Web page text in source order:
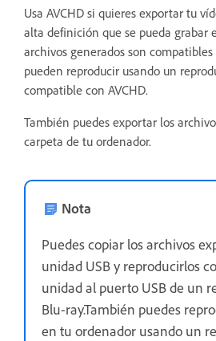
Usa AVCHD si quieres exportar tu
alta definición que se pueda grabar
archivos generados son compatibles
pueden reproducir usando un
compatible con AVCHD.
También puedes exportar los
carpeta de tu ordenador.
Nota
Puedes copiar los archivos
unidad USB y reproducirlos
unidad al puerto USB de un
Blu-ray.También puedes
en tu ordenador usando un